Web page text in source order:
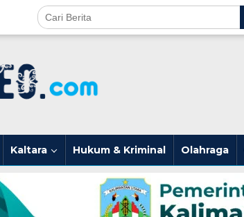
Kaltara Hukum & Kriminal Olahraga